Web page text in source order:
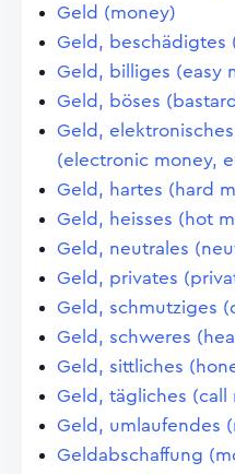
Geld (money)
Geld, beschädigtes
Geld, billiges (easy
Geld, böses
Geld,
(electronic money,
Geld, hartes (hard
Geld, heisses (hot
Geld, neutrales
Geld, privates
Geld, schmutziges
Geld, schweres
Geld, sittliches
Geld, tägliches (call
Geld, umlaufendes
Geldabschaffung